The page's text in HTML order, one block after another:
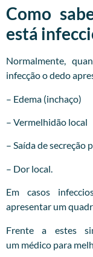
Como
está
Normalmente,
infecção o dedo
– Edema (inchaço)
– Vermelhidão local
– Saída de secreção
– Dor local.
Em casos
apresentar um
Frente a estes
um médico para